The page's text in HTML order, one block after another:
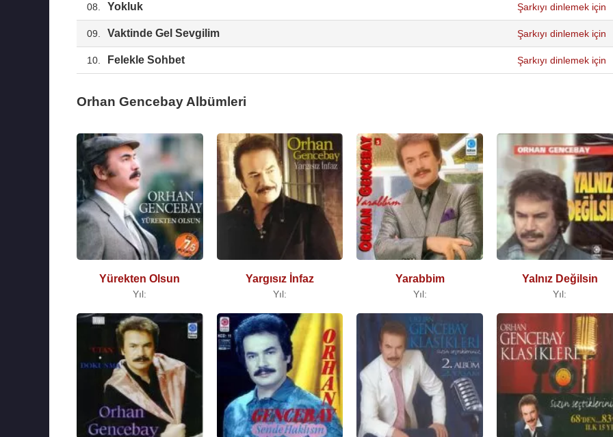
08. Yokluk Şarkıyı dinlemek için
09. Vaktinde Gel Sevgilim Şarkıyı dinlemek için
10. Felekle Sohbet Şarkıyı dinlemek için
Orhan Gencebay Albümleri
Yürekten Olsun
Yıl:
Yargısız İnfaz
Yıl:
Yarabbim
Yıl:
Yalnız Değilsin
Yıl: